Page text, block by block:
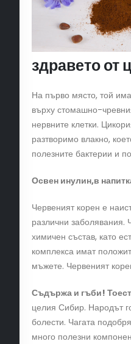
здравето от
На първо място, той
върху стомашно-
нервните клетки.
разтворимо влакно,
полезните бактерии и
Освен инулин,в
Червеният корен е
различни заболявания.
химичен състав, като
комплекса имат
мъжете. Червеният
Съдържа и гъби! Тоест
целия Сибир. Народът
болести. Чагата
много полезни